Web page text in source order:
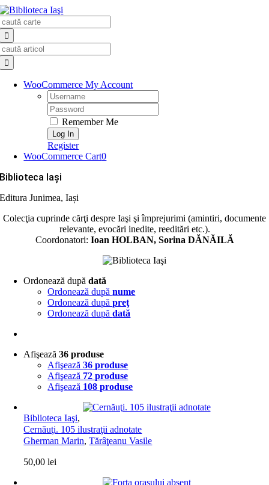
Skip
to
content
WooCommerce My Account
Username:
Password:
Remember Me
Register
WooCommerce Cart0
Biblioteca Iaşi
Editura Junimea, Iași
Colecţia cuprinde cărţi despre Iaşi şi împrejurimi (amintiri, documente
relevante, evocări inedite, reeditări etc.).
Coordonatori: Ioan HOLBAN, Sorina DĂNĂILĂ
Ordonează dupădată
Ordonează dupănume
Ordonează dupăpreţ
Ordonează dupădată
Afişează36 produse
Afişează36 produse
Afişează 72 produse
Afişează 108 produse
Biblioteca Iaşi,
Cernăuţi. 105 ilustraţii adnotate
Gherman Marin,Tărâţeanu Vasile
50,00lei